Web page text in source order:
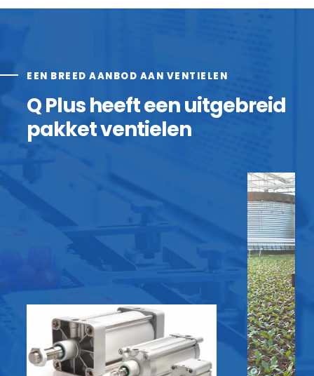
EEN BREED AANBOD AAN VENTIELEN
Q Plus heeft een uitgebreid
pakket ventielen